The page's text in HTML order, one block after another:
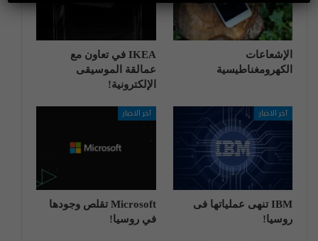
الإشعاعات
الكهرومغناطيسية
IKEA في تعاون مع
عمالقة الموسيقى
الإلكترونية!
آخر الاخبار
IBM تنهی عملیاتها فی
روسیا!
آخر الاخبار
Microsoft تقلص وجودها
في روسيا!